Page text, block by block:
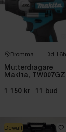
Bromma 3d 16h
Mutterdragare
Makita, TW007GZ
1 150 kr · 11 bud
Dewalt